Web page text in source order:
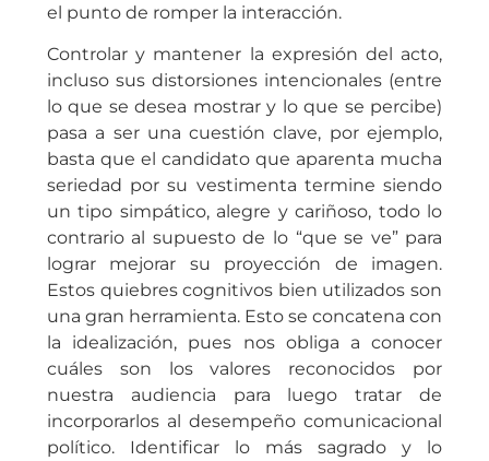
el punto de romper la interacción.
Controlar y mantener la expresión del acto,
incluso sus distorsiones intencionales (entre
lo que se desea mostrar y lo que se percibe)
pasa a ser una cuestión clave, por ejemplo,
basta que el candidato que aparenta mucha
seriedad por su vestimenta termine siendo
un tipo simpático, alegre y cariñoso, todo lo
contrario al supuesto de lo “que se ve” para
lograr mejorar su proyección de imagen.
Estos quiebres cognitivos bien utilizados son
una gran herramienta. Esto se concatena con
la idealización, pues nos obliga a conocer
cuáles son los valores reconocidos por
nuestra audiencia para luego tratar de
incorporarlos al desempeño comunicacional
político. Identificar lo más sagrado y lo